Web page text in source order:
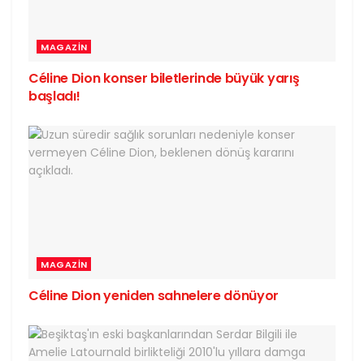
MAGAZIN
Céline Dion konser biletlerinde büyük yarış
başladı!
MAGAZIN
Céline Dion yeniden sahnelere dönüyor